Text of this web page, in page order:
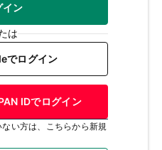
イン
は
でログイン
IDでログイン
い方は、こちらから新規